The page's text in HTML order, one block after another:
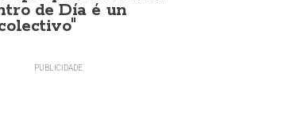
de Día é un